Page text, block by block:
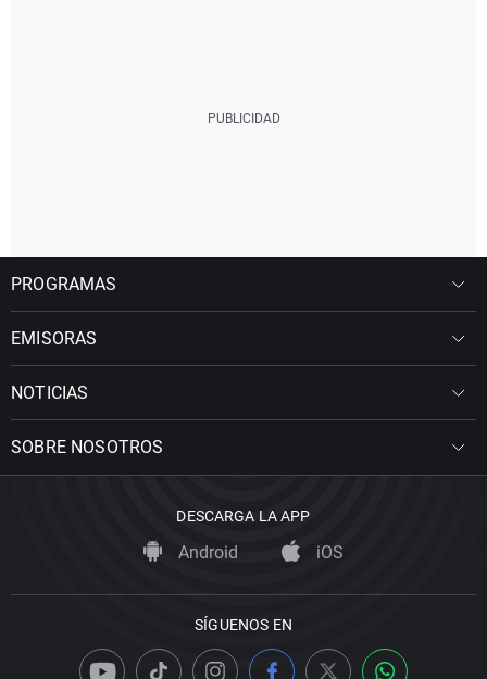
PROGRAMAS
EMISORAS
NOTICIAS
SOBRE NOSOTROS
DESCARGA LA APP
Android iOS
SÍGUENOS EN